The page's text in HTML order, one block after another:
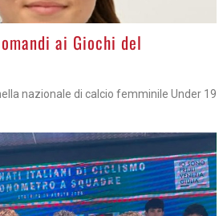
ai Giochi del
nazionale di calcio femminile Under 19